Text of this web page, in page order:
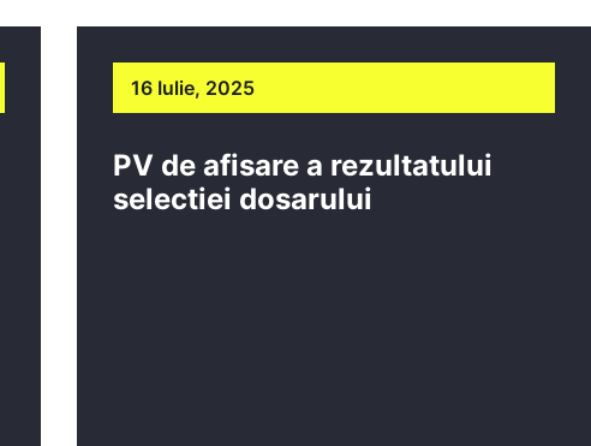
16 Iulie, 2025
PV de afisare a rezultatului
selectiei dosarului